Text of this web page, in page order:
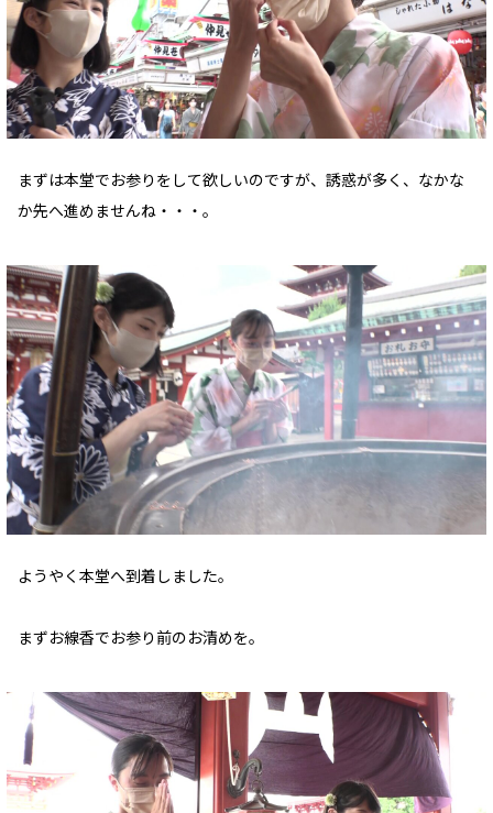
まずは本堂でお参りをして欲しいのですが、誘惑が多く、なかな
か先へ進めませんね・・・。
ようやく本堂へ到着しました。
まずお線香でお参り前のお清めを。